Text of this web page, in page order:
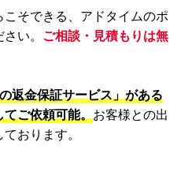
そできる、アドタイムのポ
い。 ご相談・見積もりは無
返金保証サービス」がある
ご依頼可能。お客様との出
おります。